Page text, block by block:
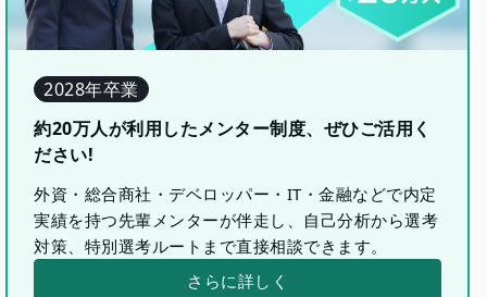
2028年卒業
約20万人が利用したメンター制度、ぜひご活用く
ださい!
外資・総合商社・デベロッパー・IT・金融などで内定
実績を持つ先輩メンターが伴走し、自己分析から選考
対策、特別選考ルートまで直接相談できます。
さらに詳しく